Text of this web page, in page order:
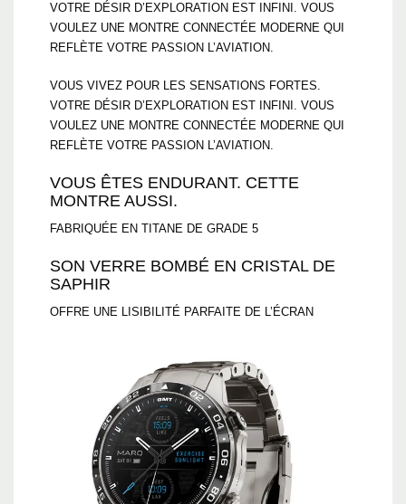
VOTRE DÉSIR D’EXPLORATION EST INFINI. VOUS
VOULEZ UNE MONTRE CONNECTÉE MODERNE QUI
REFLÈTE VOTRE PASSION L’AVIATION.
VOUS VIVEZ POUR LES SENSATIONS FORTES.
VOTRE DÉSIR D’EXPLORATION EST INFINI. VOUS
VOULEZ UNE MONTRE CONNECTÉE MODERNE QUI
REFLÈTE VOTRE PASSION L’AVIATION.
VOUS ÊTES ENDURANT. CETTE
MONTRE AUSSI.
FABRIQUÉE EN TITANE DE GRADE 5
SON VERRE BOMBÉ EN CRISTAL DE
SAPHIR
OFFRE UNE LISIBILITÉ PARFAITE DE L’ÉCRAN